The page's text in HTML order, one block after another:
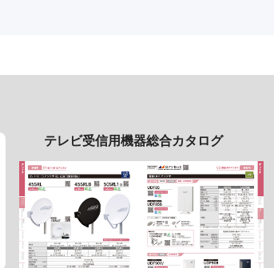
テレビ受信用機器総合カタログ